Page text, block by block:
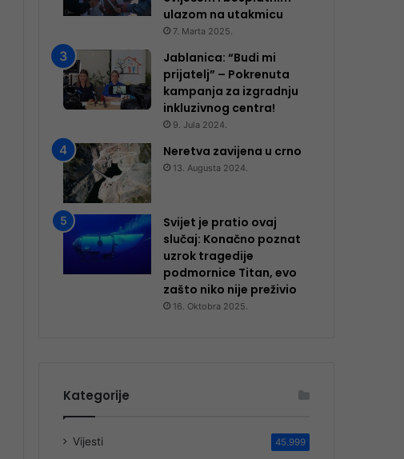
ulazom na utakmicu
7. Marta 2025.
Jablanica: “Budi mi
prijatelj” – Pokrenuta
kampanja za izgradnju
inkluzivnog centra!
9. Jula 2024.
Neretva zavijena u crno
13. Augusta 2024.
Svijet je pratio ovaj
slučaj: Konačno poznat
uzrok tragedije
podmornice Titan, evo
zašto niko nije preživio
16. Oktobra 2025.
Kategorije
Vijesti 45.999